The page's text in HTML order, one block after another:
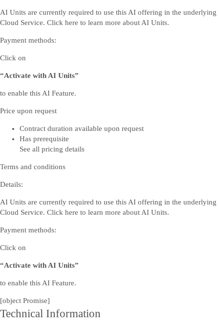
AI Units are currently required to use this AI offering in the underlying
Cloud Service. Click here to learn more about AI Units.
Payment methods:
Click on
“Activate with AI Units”
to enable this AI Feature.
Price upon request
Contract duration available upon request
Has prerequisite
See all pricing details
Terms and conditions
Details:
AI Units are currently required to use this AI offering in the underlying
Cloud Service. Click here to learn more about AI Units.
Payment methods:
Click on
“Activate with AI Units”
to enable this AI Feature.
[object Promise]
Technical Information